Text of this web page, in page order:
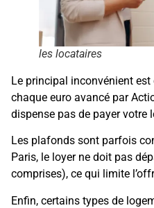
les locataires
Le principal inconvénient
chaque euro avancé par
dispense pas de payer votre
Les plafonds sont parfois
Paris, le loyer ne doit pas
comprises), ce qui limite
Enfin, certains types de